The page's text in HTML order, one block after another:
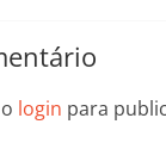
login para